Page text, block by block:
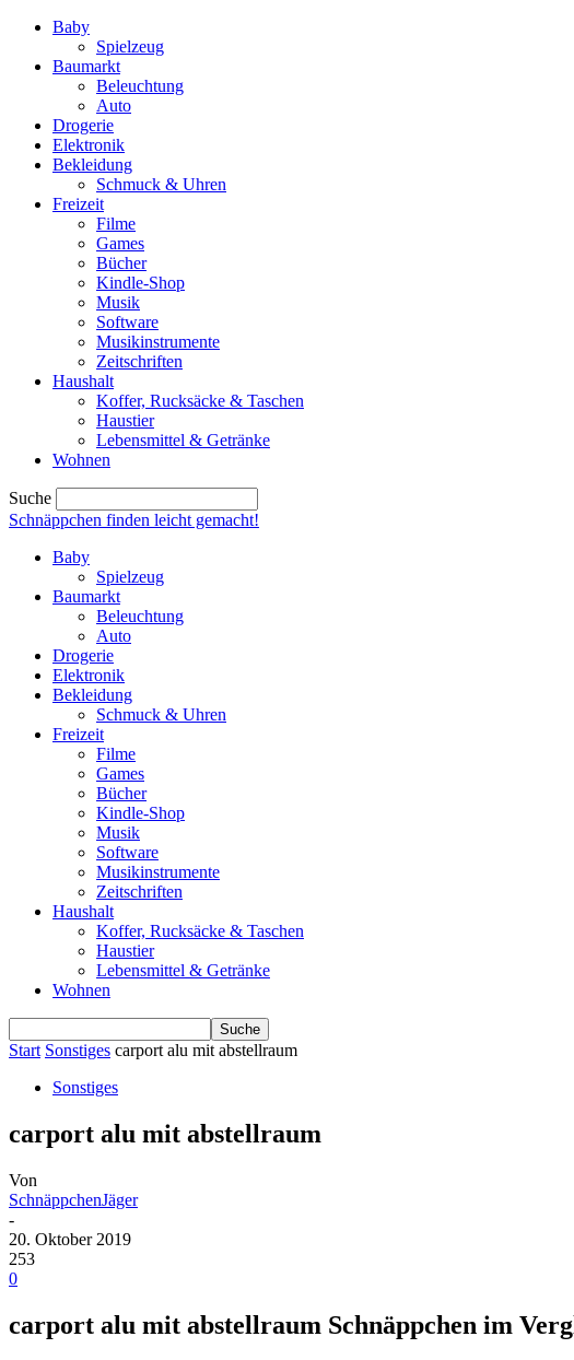
Baby
Spielzeug
Baumarkt
Beleuchtung
Auto
Drogerie
Elektronik
Bekleidung
Schmuck & Uhren
Freizeit
Filme
Games
Bücher
Kindle-Shop
Musik
Software
Musikinstrumente
Zeitschriften
Haushalt
Koffer, Rucksäcke & Taschen
Haustier
Lebensmittel & Getränke
Wohnen
Suche
Schnäppchen finden leicht gemacht!
Baby
Spielzeug
Baumarkt
Beleuchtung
Auto
Drogerie
Elektronik
Bekleidung
Schmuck & Uhren
Freizeit
Filme
Games
Bücher
Kindle-Shop
Musik
Software
Musikinstrumente
Zeitschriften
Haushalt
Koffer, Rucksäcke & Taschen
Haustier
Lebensmittel & Getränke
Wohnen
Start Sonstiges carport alu mit abstellraum
Sonstiges
carport alu mit abstellraum
Von
SchnäppchenJäger
-
20. Oktober 2019
253
0
carport alu mit abstellraum Schnäppchen im